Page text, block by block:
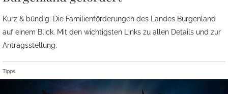
Kurz & bündig: Die Familienförderungen des Landes Burgenland
auf einem Blick. Mit den wichtigsten Links zu allen Details und zur
Antragsstellung.
Tipps